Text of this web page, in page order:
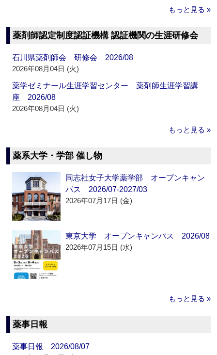
もっと見る »
薬剤師認定制度認証機構 認証機関の生涯研修会
石川県薬剤師会 研修会 2026/08
2026年08月04日 (火)
薬学ゼミナール生涯学習センター 薬剤師生涯学習講
座 2026/08
2026年08月04日 (火)
もっと見る »
薬系大学・学部 催し物
同志社女子大学薬学部 オープンキャン
パス 2026/07-2027/03
2026年07月17日 (金)
東京大学 オープンキャンパス 2026/08
2026年07月15日 (水)
もっと見る »
薬事日報
薬事日報 2026/08/07